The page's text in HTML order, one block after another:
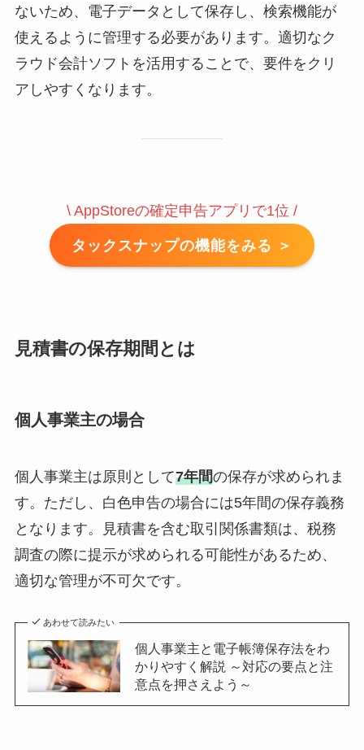
ないため、電子データとして保存し、検索機能が
使えるように管理する必要があります。適切なク
ラウド会計ソフトを活用することで、要件をクリ
アしやすくなります。
\ AppStoreの確定申告アプリで1位 /
タックスナップの機能をみる ＞
見積書の保存期間とは
個人事業主の場合
個人事業主は原則として7年間の保存が求められま
す。ただし、白色申告の場合には5年間の保存義務
となります。見積書を含む取引関係書類は、税務
調査の際に提示が求められる可能性があるため、
適切な管理が不可欠です。
あわせて読みたい
個人事業主と電子帳簿保存法をわ
かりやすく解説 ～対応の要点と注
意点を押さえよう～